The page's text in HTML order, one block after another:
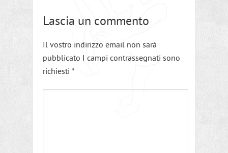
Lascia un commento
Il vostro indirizzo email non sarà
pubblicato I campi contrassegnati sono
richiesti *